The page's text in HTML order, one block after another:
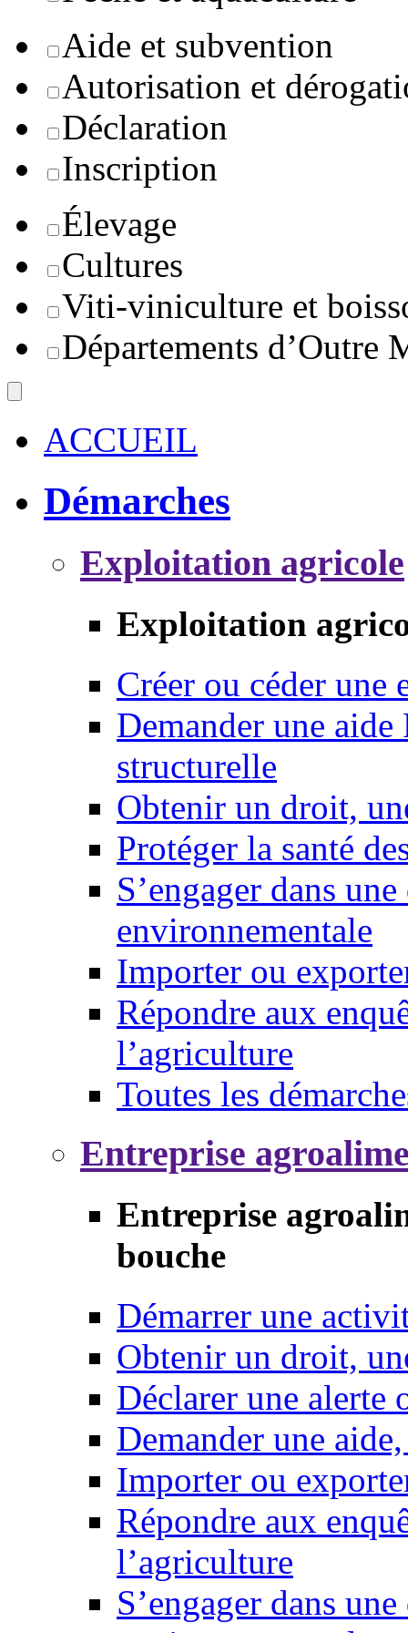
Aide et subvention
Autorisation et
Déclaration
Inscription
Élevage
Cultures
Viti-viniculture et
Départements d’Outre
ACCUEIL
Démarches
Exploitation agricole
Exploitation
Créer ou céder une
Demander une
structurelle
Obtenir un droit,
Protéger la santé
S’engager dans
environnementale
Importer ou
Répondre aux
l’agriculture
Toutes les
Entreprise
Entreprise
bouche
Démarrer une
Obtenir un droit,
Déclarer une alerte
Demander une
Importer ou
Répondre aux
l’agriculture
S’engager dans